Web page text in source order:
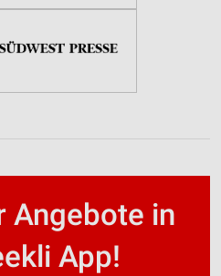
Angebote in
App!